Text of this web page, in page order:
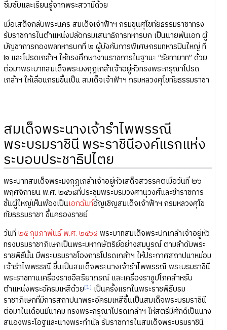
ซึมซับและเรียนรู้จากพระสวามีด้วย
เมื่อเสด็จกลับพระนคร สมเด็จเจ้าฟ้าฯ กรมขุนศุโขทัยธรรมราชาทรง
รับราชการในตำแหน่งปลัดกรมเสนาธิการทหารบก เป็นนายพันเอก ผู้
บัญชาการกองพลทหารบกที่ ๒ ผู้บังคับการพิเศษกรมทหารปืนใหญ่ ที่
๒ และโปรดเกล้าฯ ให้ทรงศึกษางานราชการในฐานะ “รัชทายาท” ด้วย
ต่อมาพระบาทสมเด็จพระมงกุฎเกล้าเจ้าอยู่หัวทรงพระกรุณาโปรด
เกล้าฯ ให้เลื่อนกรมขึ้นเป็น สมเด็จเจ้าฟ้าฯ กรมหลวงศุโขทัยธรรมราชา
สมเด็จพระนางเจ้ารำไพพรรณี
พระบรมราชินี พระราชินีองค์แรกแห่ง
ระบอบประชาธิปไตย
พระบาทสมเด็จพระมงกุฎเกล้าเจ้าอยู่หัวเสด็จสวรรคตเมื่อวันที่ ๒๖
พฤศจิกายน พ.ศ. ๒๔๖๘ที่ประชุมพระบรมวงศานุวงศ์และข้าราชการ
ชั้นผู้ใหญ่เห็นพ้องเป็นเอกฉันท์อัญเชิญสมเด็จเจ้าฟ้าฯ กรมหลวงศุโข
ทัยธรรมราชา ขึ้นครองราชย์
วันที่๒๕ กุมภาพันธ์ พ.ศ. ๒๔๖๘ พระบาทสมเด็จพระปกเกล้าเจ้าอยู่หัว
ทรงบรมราชาภิเษกเป็นพระมหากษัตริย์อย่างสมบูรณ์ ตามลำดับพระ
ราชพิธีนั้น มีพระบรมราชโองการโปรดเกล้าฯ ให้ประกาศสถาปนาหม่อม
เจ้ารำไพพรรณี ขึ้นเป็นสมเด็จพระนางเจ้ารำไพพรรณี พระบรมราชินี
พระราชทานเครื่องราชอิสริยาภรณ์ และเครื่องราชูปโภคสำหรับ
ตำแหน่งพระอัครมเหสีด้วย[1] เป็นครั้งแรกในพระราชพิธีบรม
ราชาภิเษกที่มีการสถาปนาพระอัครมเหสีขึ้นเป็นสมเด็จพระบรมราชินี
ต่อมาในเดือนมีนาคม ทรงพระกรุณาโปรดเกล้าฯ ให้สตรีมีศักดิ์เป็นนาง
สนองพระโอฐและนางพระกำนัล รับราชการในสมเด็จพระบรมราชินี